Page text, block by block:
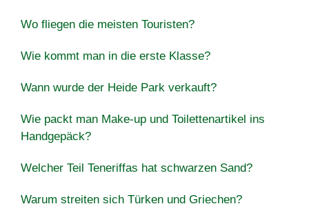
Wo fliegen die meisten Touristen?
Wie kommt man in die erste Klasse?
Wann wurde der Heide Park verkauft?
Wie packt man Make-up und Toilettenartikel ins
Handgepäck?
Welcher Teil Teneriffas hat schwarzen Sand?
Warum streiten sich Türken und Griechen?